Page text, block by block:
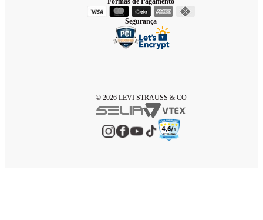
Segurança
© 2026 LEVI STRAUSS & CO